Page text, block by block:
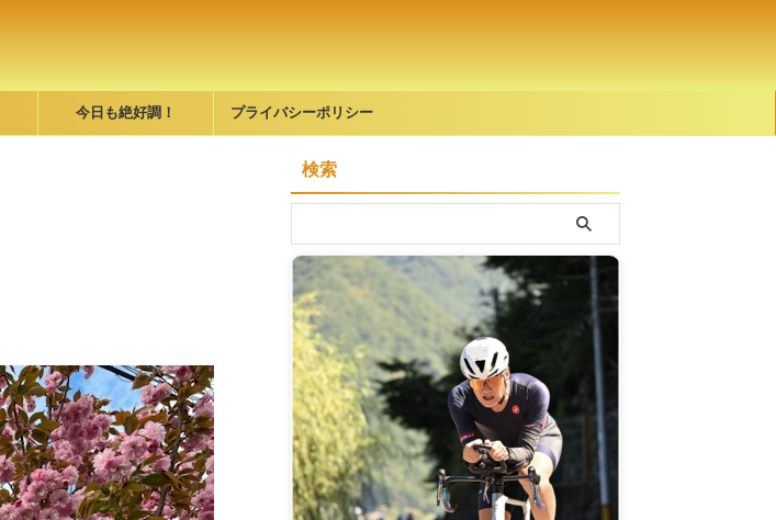
今日も絶好調！ プライバシーポリシー
検索